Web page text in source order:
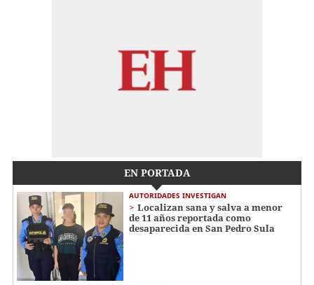
EN PORTADA
AUTORIDADES INVESTIGAN
Localizan sana y salva a menor
de 11 años reportada como
desaparecida en San Pedro Sula